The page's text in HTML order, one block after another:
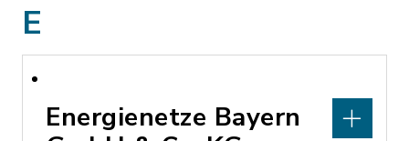
E
Energienetze Bayern